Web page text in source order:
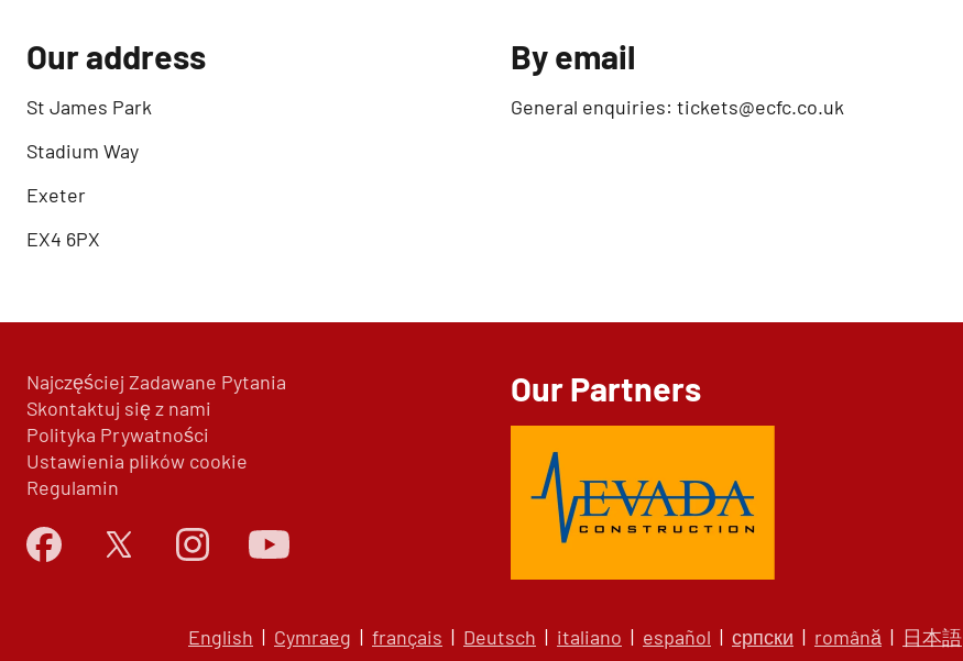
Our address
St James Park
Stadium Way
Exeter
EX4 6PX
By email
General enquiries: tickets@ecfc.co.uk
Najczęściej Zadawane Pytania
Skontaktuj się z nami
Polityka Prywatności
Ustawienia plików cookie
Regulamin
Our Partners
English | Cymraeg | français | Deutsch | italiano | español | српски | română | 日本語